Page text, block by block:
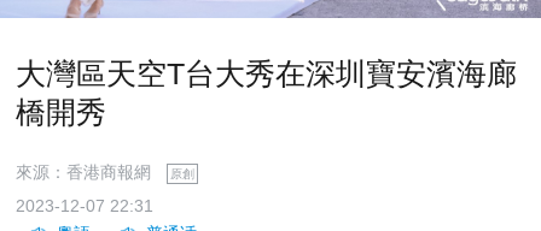
大灣區天空T台大秀在深圳寶安濱海廊
橋開秀
來源：香港商報網 原創
2023-12-07 22:31